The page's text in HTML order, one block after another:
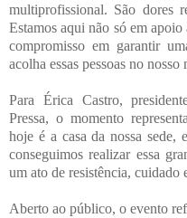
multiprofissional. São dores
Estamos aqui não só em
compromisso em garantir
acolha essas pessoas no
Para Érica Castro,
Pressa, o momento
hoje é a casa da nossa sede,
conseguimos realizar essa
um ato de resistência,
Aberto ao público, o evento